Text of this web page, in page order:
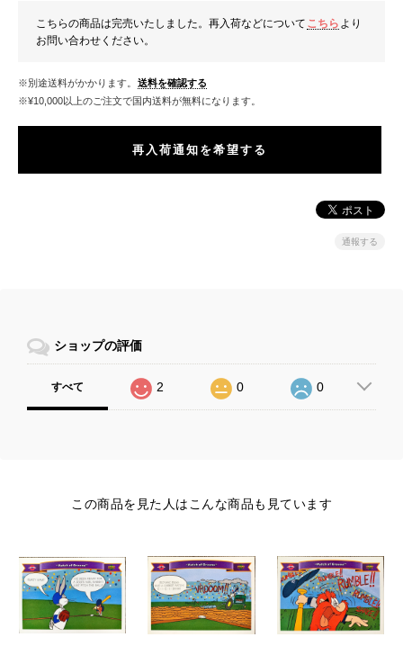
こちらの商品は完売いたしました。再入荷などについて こちら より
お問い合わせください。
※別途送料がかかります。 送料を確認する
※¥10,000以上のご注文で国内送料が無料になります。
再入荷通知を希望する
通報する
ショップの評価
すべて 2 0 0
この商品を見た人はこんな商品も見ています